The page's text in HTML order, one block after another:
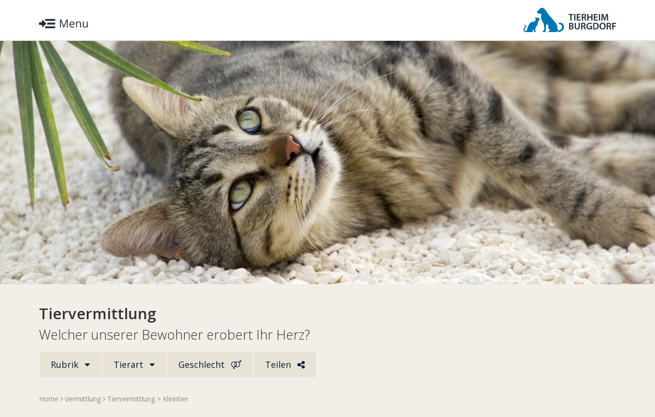
Tiervermittlung
Welcher unserer Bewohner erobert Ihr Herz?
Rubrik Tierart Geschlecht Teilen
Home Vermittlung Tiervermittlung > Kleintier